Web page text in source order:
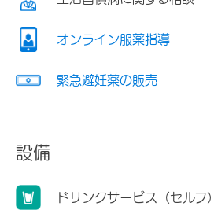
オンライン服薬指導
緊急避妊薬の販売
設備
ドリンクサービス（セルフ）